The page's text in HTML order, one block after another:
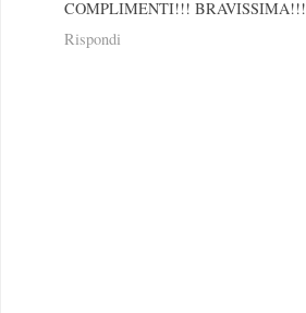
COMPLIMENTI!!! BRAVISSIMA!!!
Rispondi